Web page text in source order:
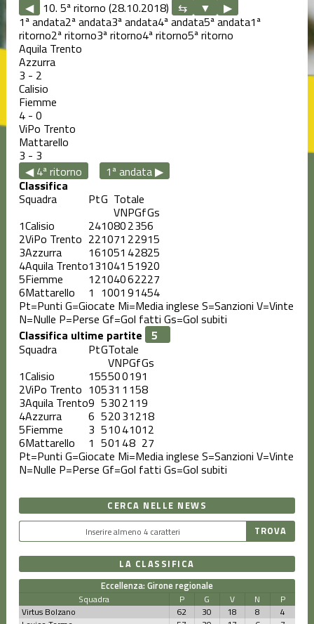
◀ 10. 5ª ritorno (28.10.2018)
▶
1ª andata2ª andata3ª andata4ª andata5ª andata1ª
ritorno2ª ritorno3ª ritorno4ª ritorno5ª ritorno
Aquila Trento
Azzurra
3 - 2
Calisio
Fiemme
4- 0
ViPo Trento
Mattarello
3 - 3
◀ 4ª ritorno
1ª andata ▶
Classifica
Squadra PtG Totale
VNPGfGs
1Calisio 2410802356
2ViPo Trento 221071 22915
3Azzurra 161051 42825
4Aquila Trento131041 51920
5Fiemme 12104062227
6Mattarello 1 1001 91454
Pt=Punti G=Giocate Mi=Media inglese S=Sanzioni V=Vinte
N=Nulle P=Perse Gf=Gol fatti Gs=Gol subiti
Classifica ultime partite
Squadra
PtGTotale
VNPGfGs
1Calisio 155500191
2ViPo Trento 10531 1 158
3Aquila Trento9 5302119
4Azzurra 6 52031218
5Fiemme 3 51041012
6Mattarello 1 501 48 27
Pt=Punti G=Giocate Mi=Media inglese S=Sanzioni V=Vinte
N=Nulle P=Perse Gf=Gol fatti Gs=Gol subiti
CERCA NELLE NEWS
LA CLASSIFICA
Eccellenza: Girone regionale
Squadra P G V N
P
Virtus Bolzano
62 30 18 8
4